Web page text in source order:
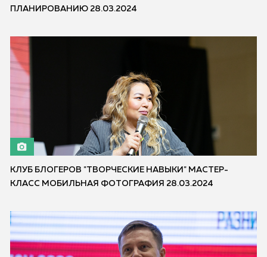
ПЛАНИРОВАНИЮ 28.03.2024
КЛУБ БЛОГЕРОВ "ТВОРЧЕСКИЕ НАВЫКИ" МАСТЕР-
КЛАСС МОБИЛЬНАЯ ФОТОГРАФИЯ 28.03.2024